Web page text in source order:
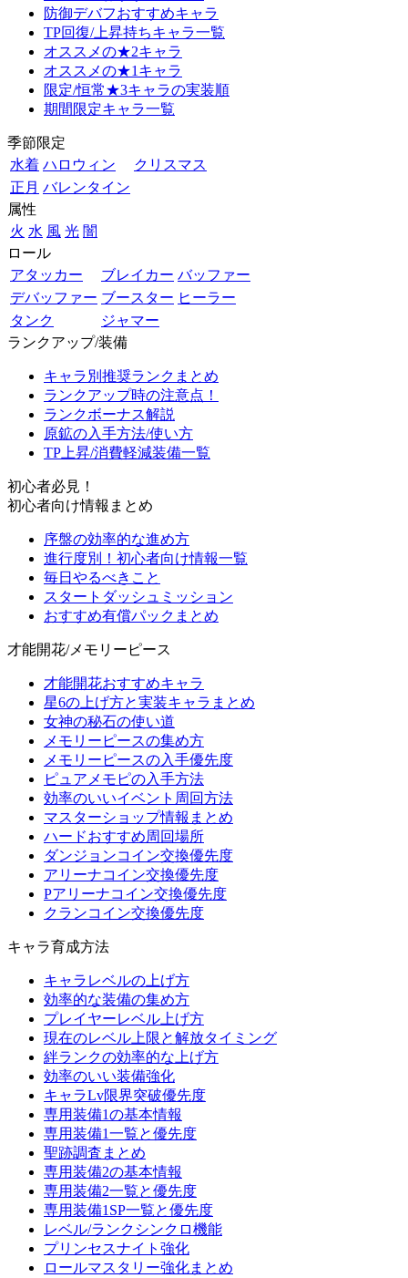
防御デバフおすすめキャラ
TP回復/上昇持ちキャラ一覧
オススメの★2キャラ
オススメの★1キャラ
限定/恒常★3キャラの実装順
期間限定キャラ一覧
季節限定
水着 ハロウィン
クリスマス
正月 バレンタイン
属性
火 水 風 光 闇
ロール
アタッカー
ブレイカー バッファー
デバッファー ブースター ヒーラー
タンク
ジャマー
ランクアップ/装備
キャラ別推奨ランクまとめ
ランクアップ時の注意点！
ランクボーナス解説
原鉱の入手方法/使い方
TP上昇/消費軽減装備一覧
初心者必見！
初心者向け情報まとめ
序盤の効率的な進め方
進行度別！初心者向け情報一覧
毎日やるべきこと
スタートダッシュミッション
おすすめ有償パックまとめ
才能開花/メモリーピース
才能開花おすすめキャラ
星6の上げ方と実装キャラまとめ
女神の秘石の使い道
メモリーピースの集め方
メモリーピースの入手優先度
ピュアメモピの入手方法
効率のいいイベント周回方法
マスターショップ情報まとめ
ハードおすすめ周回場所
ダンジョンコイン交換優先度
アリーナコイン交換優先度
Pアリーナコイン交換優先度
クランコイン交換優先度
キャラ育成方法
キャラレベルの上げ方
効率的な装備の集め方
プレイヤーレベル上げ方
現在のレベル上限と解放タイミング
絆ランクの効率的な上げ方
効率のいい装備強化
キャラLv限界突破優先度
専用装備1の基本情報
専用装備1一覧と優先度
聖跡調査まとめ
専用装備2の基本情報
専用装備2一覧と優先度
専用装備1SP一覧と優先度
レベル/ランクシンクロ機能
プリンセスナイト強化
ロールマスタリー強化まとめ